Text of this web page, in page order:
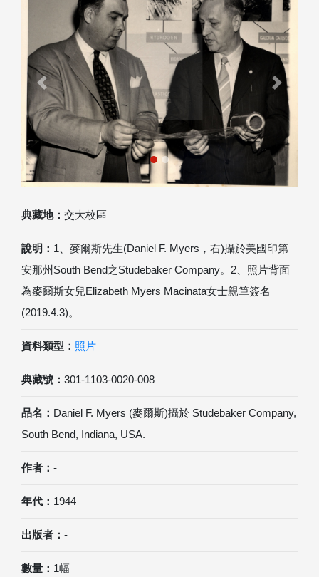
典藏地： 交大校區
說明： 1、麥爾斯先生(Daniel F. Myers，右)攝於美國印第
安那州South Bend之Studebaker Company。2、照片背面
為麥爾斯女兒Elizabeth Myers Macinata女士親筆簽名
(2019.4.3)。
資料類型： 照片
典藏號： 301-1103-0020-008
品名： Daniel F. Myers (麥爾斯)攝於 Studebaker Company,
South Bend, Indiana, USA.
作者： -
年代： 1944
出版者： -
數量： 1幅
Previous Next